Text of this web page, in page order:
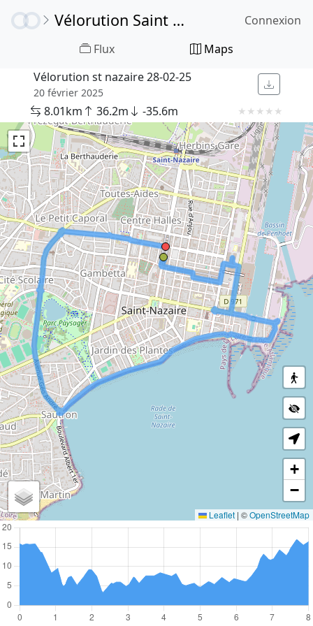
Vélorution Saint Nazaire
Flux Maps
Connexion
Vélorution st nazaire 28-02-25
20 février 2025
8.01km 36.2m -35.6m ★ ★ ★ ★ ★
+
−
Leaflet | ©OpenStreetMap